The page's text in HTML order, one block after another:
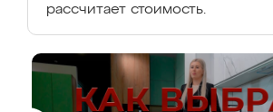
рассчитает стоимость.